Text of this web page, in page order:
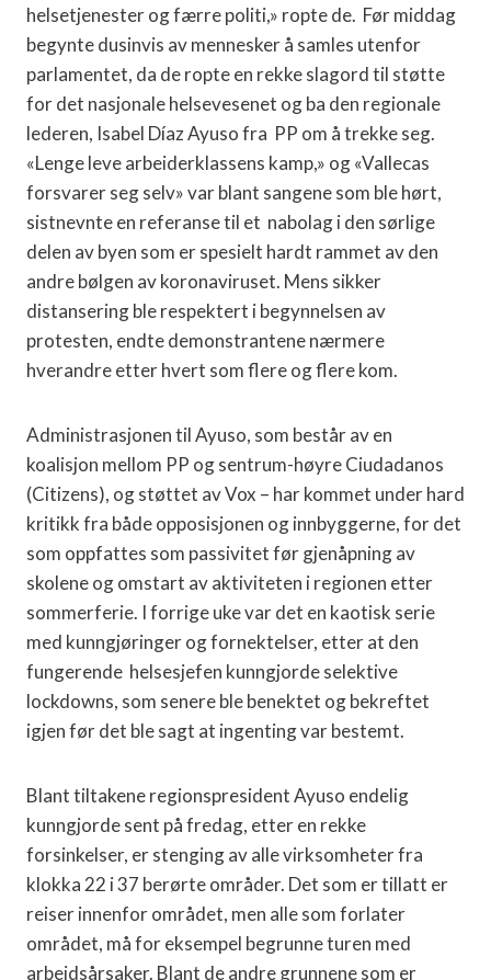
helsetjenester og færre politi,» ropte de. Før middag
begynte dusinvis av mennesker å samles utenfor
parlamentet, da de ropte en rekke slagord til støtte
for det nasjonale helsevesenet og ba den regionale
lederen, Isabel Díaz Ayuso fra PP om å trekke seg.
«Lenge leve arbeiderklassens kamp,» og «Vallecas
forsvarer seg selv» var blant sangene som ble hørt,
sistnevnte en referanse til et nabolag i den sørlige
delen av byen som er spesielt hardt rammet av den
andre bølgen av koronaviruset. Mens sikker
distansering ble respektert i begynnelsen av
protesten, endte demonstrantene nærmere
hverandre etter hvert som flere og flere kom.
Administrasjonen til Ayuso, som består av en
koalisjon mellom PP og sentrum-høyre Ciudadanos
(Citizens), og støttet av Vox – har kommet under hard
kritikk fra både opposisjonen og innbyggerne, for det
som oppfattes som passivitet før gjenåpning av
skolene og omstart av aktiviteten i regionen etter
sommerferie. I forrige uke var det en kaotisk serie
med kunngjøringer og fornektelser, etter at den
fungerende helsesjefen kunngjorde selektive
lockdowns, som senere ble benektet og bekreftet
igjen før det ble sagt at ingenting var bestemt.
Blant tiltakene regionspresident Ayuso endelig
kunngjorde sent på fredag, etter en rekke
forsinkelser, er stenging av alle virksomheter fra
klokka 22 i 37 berørte områder. Det som er tillatt er
reiser innenfor området, men alle som forlater
området, må for eksempel begrunne turen med
arbeidsårsaker. Blant de andre grunnene som er